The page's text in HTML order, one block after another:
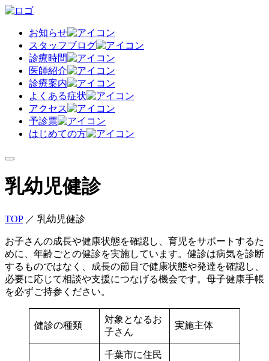
お知らせ
スタッフブログ
診療時間
医師紹介
診療案内
よくある症状
アクセス
予診票
はじめての方
乳幼児健診
TOP ／ 乳幼児健診
お子さんの成長や健康状態を確認し、育児をサポートするた
めに、年齢ごとの健診を実施しています。健診は病気を診断
するものではなく、成長の節目で健康状態や発達を確認し、
必要に応じて相談や支援につなげる機会です。母子健康手帳
を必ずご持参ください。
健診の種類
対象となるお
子さん
実施主体
千葉市に住民